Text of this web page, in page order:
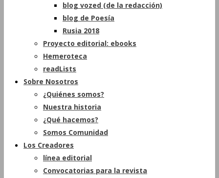
blog vozed (de la redacción)
blog de Poesía
Rusia 2018
Proyecto editorial: ebooks
Hemeroteca
readLists
Sobre Nosotros
¿Quiénes somos?
Nuestra historia
¿Qué hacemos?
Somos Comunidad
Los Creadores
línea editorial
Convocatorias para la revista